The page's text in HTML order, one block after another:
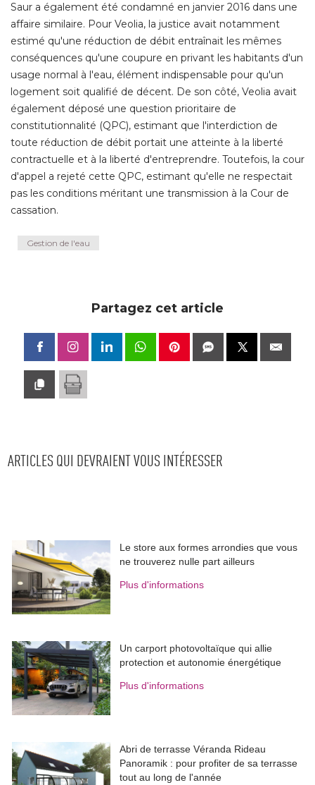
Saur a également été condamné en janvier 2016 dans une
affaire similaire. Pour Veolia, la justice avait notamment
estimé qu'une réduction de débit entraînait les mêmes
conséquences qu'une coupure en privant les habitants d'un
usage normal à l'eau, élément indispensable pour qu'un
logement soit qualifié de décent. De son côté, Veolia avait
également déposé une question prioritaire de
constitutionnalité (QPC), estimant que l'interdiction de
toute réduction de débit portait une atteinte à la liberté
contractuelle et à la liberté d'entreprendre. Toutefois, la cour
d'appel a rejeté cette QPC, estimant qu'elle ne respectait
pas les conditions méritant une transmission à la Cour de
cassation.
Gestion de l'eau
Partagez cet article
ARTICLES QUI DEVRAIENT VOUS INTÉRESSER
Le store aux formes arrondies que vous
ne trouverez nulle part ailleurs
Plus d'informations
Un carport photovoltaïque qui allie
protection et autonomie énergétique
Plus d'informations
Abri de terrasse Véranda Rideau
Panoramik : pour profiter de sa terrasse
tout au long de l'année